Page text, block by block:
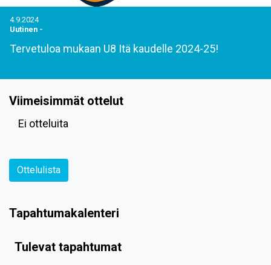
4.9.2024
Uutinen -
Tervetuloa mukaan U8 Itä kaudelle 2024-25!
Viimeisimmät ottelut
Ei otteluita
Ottelulista
Tapahtumakalenteri
Tulevat tapahtumat